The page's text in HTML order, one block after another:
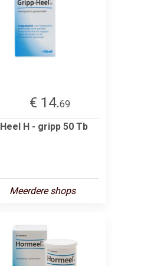
€ 14.69
Heel H - gripp 50 Tb
Meerdere shops